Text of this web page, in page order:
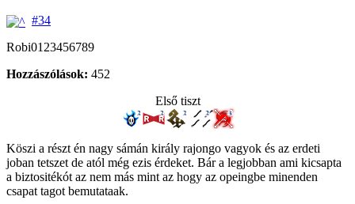
#34
Robi0123456789
Hozzászólások: 452
Első tiszt
Köszi a részt én nagy sámán király rajongo vagyok és az erdeti
joban tetszet de atól még ezis érdeket. Bár a legjobban ami kicsapta
a biztositékót az nem más mint az hogy az opeingbe minenden
csapat tagot bemutataak.